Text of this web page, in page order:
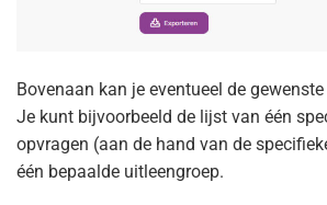
Bovenaan kan je eventueel de
Je kunt bijvoorbeeld de lijst van één
opvragen (aan de hand van de
één bepaalde uitleengroep.